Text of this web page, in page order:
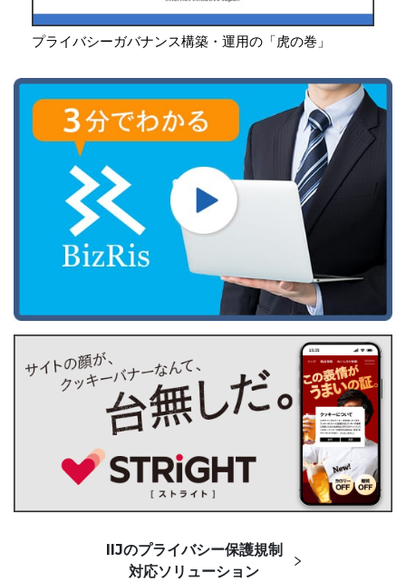
プライバシーガバナンス構築・運用の「虎の巻」
IIJのプライバシー保護規制
対応ソリューション